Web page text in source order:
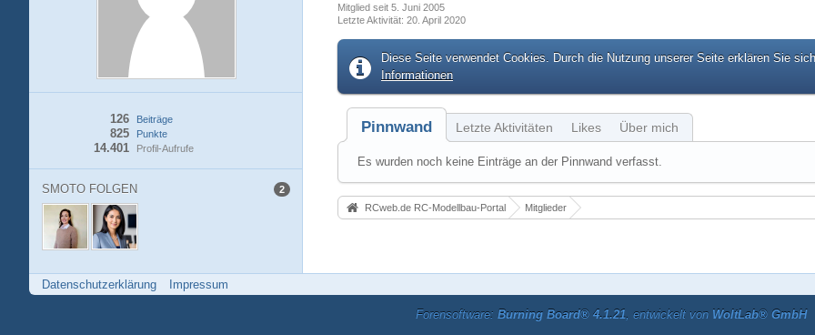
Beiträge
126
Punkte
825
Profil-Aufrufe
14.401
SMOTO FOLGEN 2
Mitglied seit 5. Juni 2005
Letzte Aktivität 20. April 2020
Diese Seite verwendet Cookies. Durch die Nutzung unserer Seite erklären Sie
Informationen
Pinnwand Letzte Aktivitäten Likes Über mich
Es wurden noch keine Einträge an der Pinnwand verfasst.
RCweb.de RC-Modellbau-Portal Mitglieder
Datenschutzerklärung Impressum
Forensoftware: Burning Board® 4.1.21, entwickelt von WoltLab® GmbH